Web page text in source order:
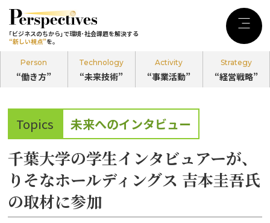
｢ビジネスのちから｣で環境･社会課題を解決する
“新しい視点”を。
Person
“働き方”
Technology
“未来技術”
Activity
“事業活動”
Strategy
“経営戦略”
記事カテゴリ
Person
“働き方”
Technology
“未来技術”のPerspectives
｢ビジネスのちから｣で環境･社会課題を解決する
“新しい視点”を。
Topics 未来へのインタビュー
千葉大学の学生インタビュアーが、
りそなホールディングス 吉本圭吾氏
の取材に参加